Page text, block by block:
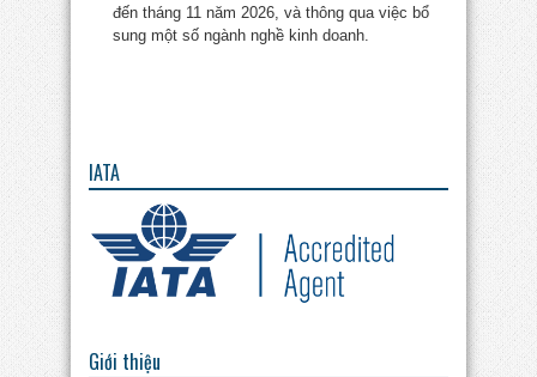
đến tháng 11 năm 2026, và thông qua việc bổ
sung một số ngành nghề kinh doanh.
IATA
Giới thiệu